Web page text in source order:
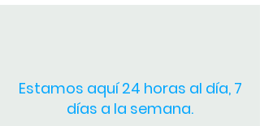
Estamos aquí 24 horas al día, 7
días a la semana.